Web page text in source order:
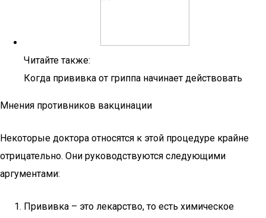
Читайте также:
Когда прививка от гриппа начинает действовать
Мнения противников вакцинации
Некоторые доктора относятся к этой процедуре крайне
отрицательно. Они руководствуются следующими
аргументами:
Прививка – это лекарство, то есть химическое